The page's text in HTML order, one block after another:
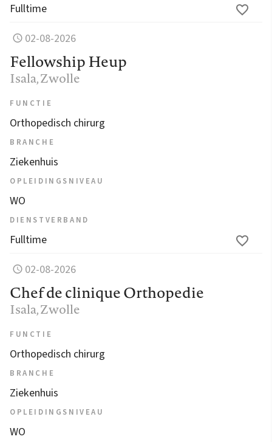
Fulltime
02-08-2026
Fellowship Heup
Isala, Zwolle
FUNCTIE
Orthopedisch chirurg
BRANCHE
Ziekenhuis
OPLEIDINGSNIVEAU
WO
DIENSTVERBAND
Fulltime
02-08-2026
Chef de clinique Orthopedie
Isala, Zwolle
FUNCTIE
Orthopedisch chirurg
BRANCHE
Ziekenhuis
OPLEIDINGSNIVEAU
WO